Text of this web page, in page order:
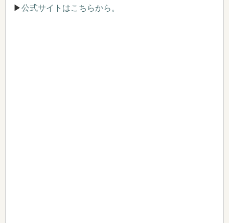
▶公式サイトはこちらから。